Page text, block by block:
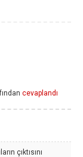
cevaplandı
çıktısını